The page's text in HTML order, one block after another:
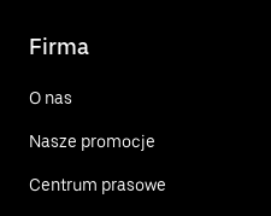
Firma
O nas
Nasze promocje
Centrum prasowe